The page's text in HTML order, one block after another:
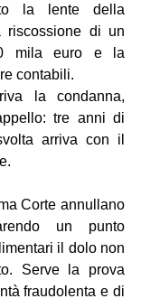
la lente della
riscossione di un
mila euro e la
contabili.
la condanna,
tre anni di
arriva con il
Corte annullano
un punto
il dolo non
Serve la prova
fraudolenta e di